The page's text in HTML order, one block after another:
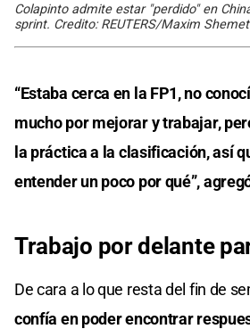
Colapinto admite estar "perdido" en
sprint. Credito: REUTERS/Maxim
“Estaba cerca en la FP1, no
mucho por mejorar y trabajar,
la práctica a la clasificación, así
entender un poco por qué”,
Trabajo por delante
De cara a lo que resta del fin de
confía en poder encontrar